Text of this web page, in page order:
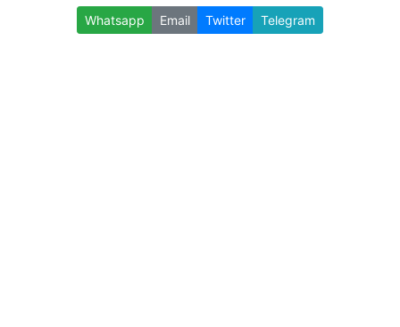
Whatsapp Email Twitter Telegram